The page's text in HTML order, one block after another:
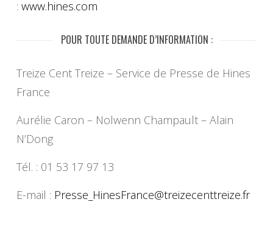
: www.hines.com
POUR TOUTE DEMANDE D’INFORMATION :
Treize Cent Treize – Service de Presse de Hines
France
Aurélie Caron – Nolwenn Champault – Alain
N’Dong
Tél. : 01 53 17 97 13
E-mail : Presse_HinesFrance@treizecenttreize.fr